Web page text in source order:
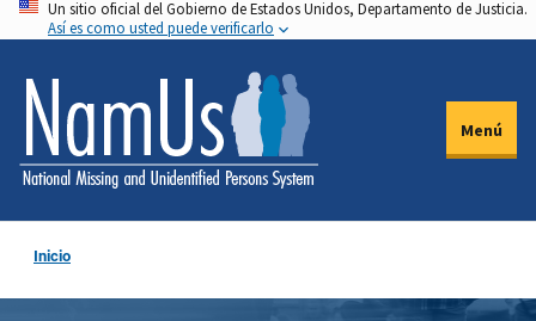
Pasar
al
contenido
principal
Un sitio oficial del Gobierno de Estados Unidos, Departamento de Justicia.
Así es como usted puede verificarlo
Menú
Inicio